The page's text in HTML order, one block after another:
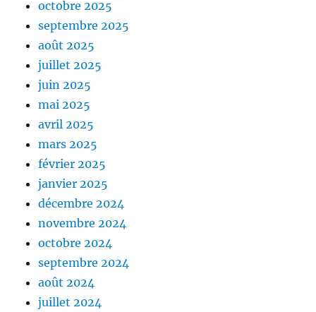
octobre 2025
septembre 2025
août 2025
juillet 2025
juin 2025
mai 2025
avril 2025
mars 2025
février 2025
janvier 2025
décembre 2024
novembre 2024
octobre 2024
septembre 2024
août 2024
juillet 2024